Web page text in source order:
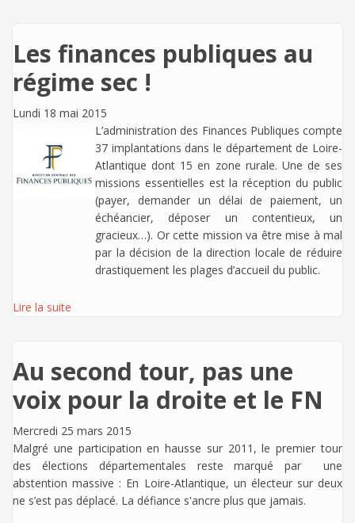
Les finances publiques au
régime sec !
Lundi 18 mai 2015
L’administration des Finances Publiques compte
37 implantations dans le département de Loire-
Atlantique dont 15 en zone rurale. Une de ses
missions essentielles est la réception du public
(payer, demander un délai de paiement, un
échéancier, déposer un contentieux, un
gracieux…). Or cette mission va être mise à mal
par la décision de la direction locale de réduire
drastiquement les plages d’accueil du public.
Lire la suite
Au second tour, pas une
voix pour la droite et le FN
Mercredi 25 mars 2015
Malgré une participation en hausse sur 2011, le premier tour
des élections départementales reste marqué par une
abstention massive : En Loire-Atlantique, un électeur sur deux
ne s’est pas déplacé. La défiance s'ancre plus que jamais.